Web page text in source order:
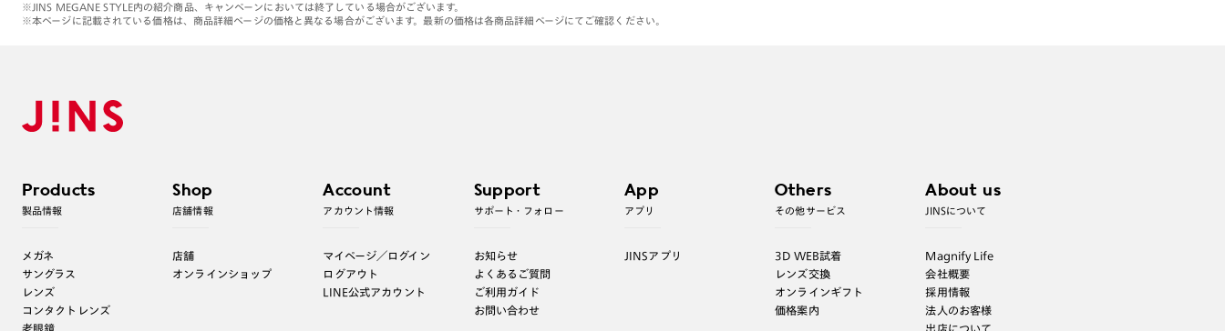
※JINS MEGANE STYLE内の紹介商品、キャンペーンにおいては終了している場合がございます。
※本ページに記載されている価格は、商品詳細ページの価格と異なる場合がございます。最新の価格は各商品詳細ページにてご確認ください。
Products
製品情報
メガネ
サングラス
レンズ
コンタクトレンズ
老眼鏡
Shop
店舗情報
店舗
オンラインショップ
Account
アカウント情報
マイページ／ログイン
ログアウト
LINE公式アカウント
Support
サポート・フォロー
お知らせ
よくあるご質問
ご利用ガイド
お問い合わせ
App
アプリ
JINSアプリ
Others
その他サービス
3D WEB試着
レンズ交換
オンラインギフト
価格案内
About us
JINSについて
Magnify Life
会社概要
採用情報
法人のお客様
出店について